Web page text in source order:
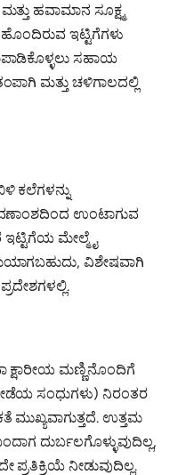
ಹವಾಮಾನ ಸೂಕ್ಷ್ಮ
ಇಟ್ಟಿಗೆಗಳು
ಸಹಾಯ
ಮತ್ತು ಚಳಿಗಾಲದಲ್ಲಿ
ಕಲೆಗಳನ್ನು
ಉಂಟಾಗುವ
ಇಟ್ಟಿಗೆಯ ಮೇಲ್ಮೈ
ವಿಶೇಷವಾಗಿ
ಕ್ಷಾರೀಯ ಮಣ್ಣಿನೊಂದಿಗೆ
ಸಂಧುಗಳು) ನಿರಂತರ
ಮುಖ್ಯವಾಗುತ್ತದೆ. ಉತ್ತಮ
ದುರ್ಬಲಗೊಳ್ಳುವುದಿಲ್ಲ,
ಪ್ರತಿಕ್ರಿಯೆ ನೀಡುವುದಿಲ್ಲ.